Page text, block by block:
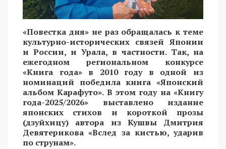
«Повестка дня» не раз обращалась к теме
культурно-исторических связей Японии
и России, и Урала, в частности. Так, на
ежегодном региональном конкурсе
«Книга года» в 2010 году в одной из
номинаций победила книга «Японский
альбом Карафуто». В этом году на «Книгу
года-2025/2026» выставлено издание
японских стихов и короткой прозы
(дзуйхицу) автора из Кушвы Дмитрия
Девятерикова «Вслед за кистью, ударив
по струнам».